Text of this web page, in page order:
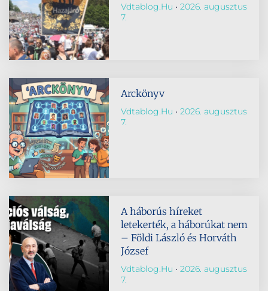
Vdtablog.hu
2026. augusztus
7.
Arckönyv
Vdtablog.hu
2026. augusztus
7.
A háborús híreket
letekerték, a háborúkat nem
– Földi László és Horváth
József
Vdtablog.hu
2026. augusztus
7.